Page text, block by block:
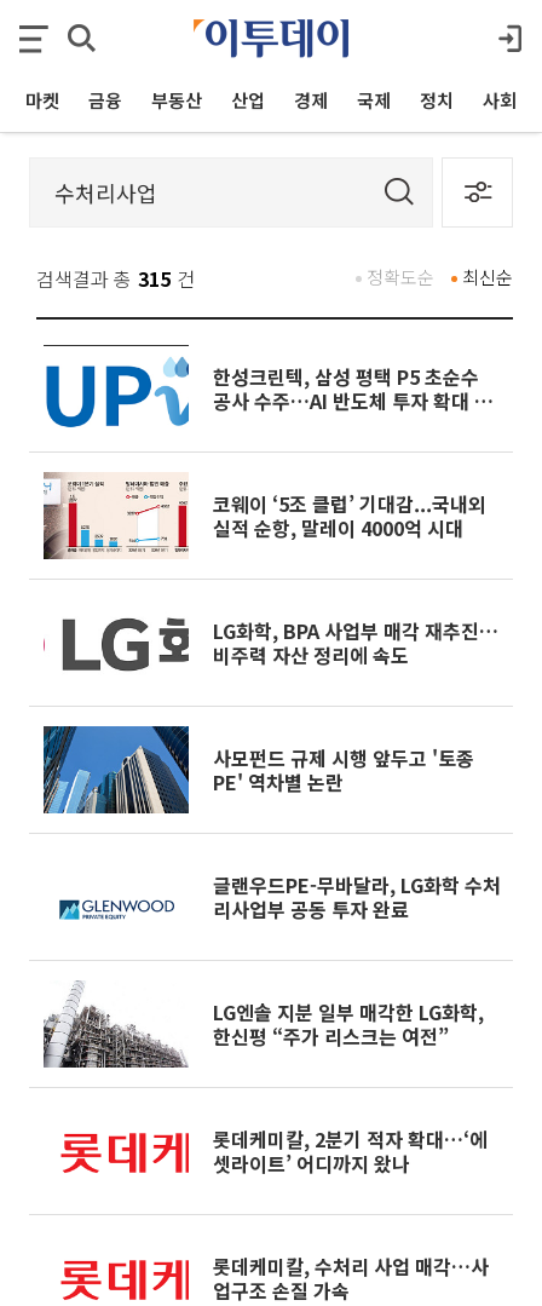
마켓 금융 부동산 산업 경제 국제 정치 사회
검색결과 총 315 건 최신순
정확도순
한성크린텍, 삼성 평택 P5 초순수
공사 수주…AI 반도체 투자 확대 수
코웨이 ‘5조 클럽’ 기대감...국내외
실적 순항, 말레이 4000억 시대
LG화학, BPA 사업부 매각 재추진…
비주력 자산 정리에 속도
사모펀드 규제 시행 앞두고 '토종
PE' 역차별 논란
글랜우드PE-무바달라, LG화학 수처
리사업부 공동 투자 완료
LG엔솔 지분 일부 매각한 LG화학,
한신평 “주가 리스크는 여전”
롯데케미칼, 2분기 적자 확대…‘에
셋라이트’ 어디까지 왔나
롯데케미칼, 수처리 사업 매각…사
업구조 손질 가속